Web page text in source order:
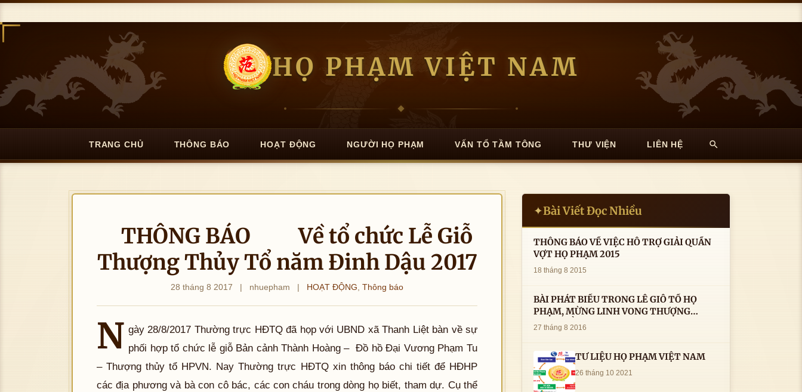
HỌ PHẠM VIỆT NAM
TRANG CHỦ THÔNG BÁO HOẠT ĐỘNG NGƯỜI HỌ PHẠM VẤN TỔ TẦM TÔNG THƯ VIỆN LIÊN HỆ
THÔNG BÁO Về tổ chức Lễ Giỗ
Thượng Thủy Tổ năm Đinh Dậu 2017
28 tháng 8 2017 | nhuepham | HOẠT ĐỘNG Thông báo
N gày 28/8/2017 Thường trực HĐTQ đã họp với UBND xã Thanh Liệt bàn về sự
phối hợp tổ chức lễ giỗ Bản cảnh Thành Hoàng – Đồ hồ Đại Vương Phạm Tu
– Thượng thủy tổ HPVN. Nay Thường trực HĐTQ xin thông báo chi tiết để HĐHP
các địa phương và bà con cô bác, các con cháu trong dòng họ biết, tham dự. Cụ thể
✦Bài Viết Đọc Nhiều
THÔNG BÁO VỀ VIỆC HỖ TRỢ GIẢI QUẦN
VỢT HỌ PHẠM 2015
18 tháng 8 2015
BÀI PHÁT BIỂU TRONG LÊ GIỖ TỔ HỌ
PHẠM, MỪNG LINH VONG THƯỢNG
THỦY TỔ HỌ PHẠM AN VỊ TAI CÀ MAU- (
27 tháng 8 2016
TƯ LIỆU HỌ PHẠM VIỆT NAM
26 tháng 10 2021